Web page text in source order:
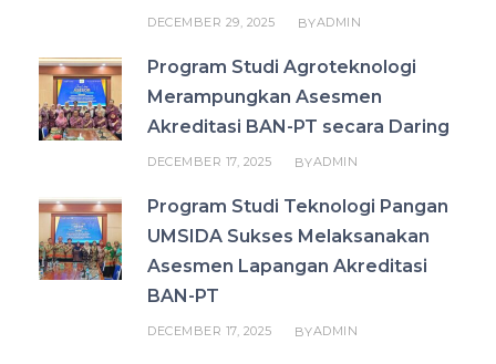
DECEMBER 29, 2025 BYADMIN
Program Studi Agroteknologi
Merampungkan Asesmen
Akreditasi BAN-PT secara Daring
DECEMBER 17, 2025 BYADMIN
Program Studi Teknologi Pangan
UMSIDA Sukses Melaksanakan
Asesmen Lapangan Akreditasi
BAN-PT
DECEMBER 17, 2025 BYADMIN